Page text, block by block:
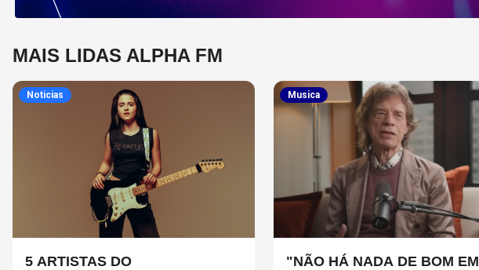
MAIS LIDAS ALPHA FM
Noticias
5 ARTISTAS DO
Musica
"NÃO HÁ NADA DE BOM EM